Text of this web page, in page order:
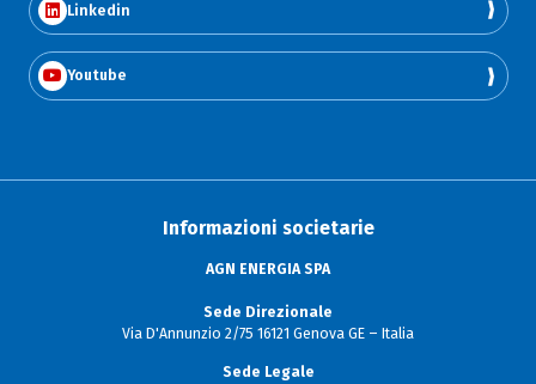
Linkedin
Youtube
Informazioni societarie
AGN ENERGIA SPA
Sede Direzionale
Via D'Annunzio 2/75 16121 Genova GE – Italia
Sede Legale